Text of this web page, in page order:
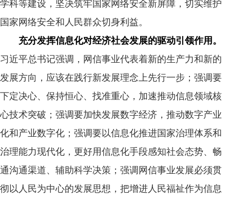
学科等建设，坚决筑牢国家网络安全新屏障，切实维护
国家网络安全和人民群众切身利益。
充分发挥信息化对经济社会发展的驱动引领作用。
习近平总书记强调，网信事业代表着新的生产力和新的
发展方向，应该在践行新发展理念上先行一步；强调要
下定决心、保持恒心、找准重心，加速推动信息领域核
心技术突破；强调要加快发展数字经济，推动数字产业
化和产业数字化；强调要以信息化推进国家治理体系和
治理能力现代化，更好用信息化手段感知社会态势、畅
通沟通渠道、辅助科学决策；强调网信事业发展必须贯
彻以人民为中心的发展思想，把增进人民福祉作为信息